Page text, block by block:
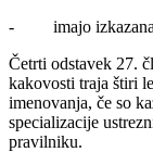
- imajo izkazana
Četrti odstavek 27.
kakovosti traja štiri
imenovanja, če so
specializacije
pravilniku.